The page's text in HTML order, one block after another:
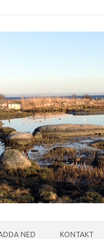
NED KONTAKT